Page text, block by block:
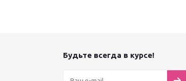
Будьте всегда в курсе!